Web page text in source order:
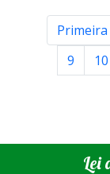
Primeira
9
10
Lei